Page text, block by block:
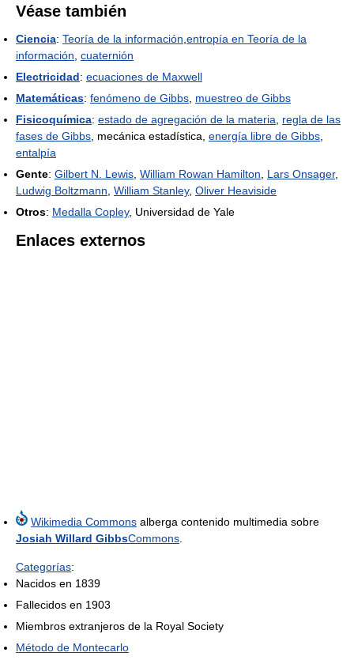
Véase también
Ciencia: Teoría de la información entropía en Teoría de la
información cuaternión
Electricidad: ecuaciones de Maxwell
Matemáticas: fenómeno de Gibbs muestreo de Gibbs
Fisicoquímica: estado de agregación de la materia
regla de las
fases de Gibbs , mecánica estadística, energía libre de Gibbs
entalpía
Gente: Gilbert N. Lewis William Rowan Hamilton Lars Onsager,
Ludwig Boltzmann William Stanley, Oliver Heaviside
Otros: Medalla Copley, Universidad de Yale
Enlaces externos
Wikimedia Commons alberga contenido multimedia sobre
Josiah Willard GibbsCommons
Categorías:
Nacidos en 1839
Fallecidos en 1903
Miembros extranjeros de la Royal Society
Método de Montecarlo